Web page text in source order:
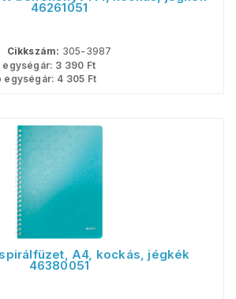
46261051
Cikkszám: 305-3987
egységár: 3 390 Ft
egységár: 4 305 Ft
A4, kockás, jégkék
46380051